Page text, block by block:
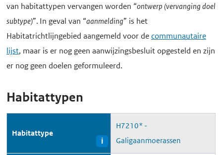
van habitattypen vervangen worden “ontwerp (vervanging doel
subtype)”. In geval van “aanmelding” is het
Habitatrichtlijngebied aangemeld voor decommunautaire
lijst, maar is er nog geen aanwijzingsbesluit opgesteld en zijn
er nog geen doelen geformuleerd.
Habitattypen
Habitattype
i
H7210* -
Galigaanmoerassen